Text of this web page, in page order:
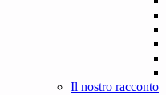
Il nostro racconto